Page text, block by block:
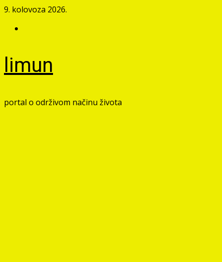
Skip
content
9. kolovoza 2026.
limun
portal o održivom načinu života